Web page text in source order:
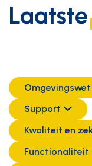
Omgevingswet
Support
Kwaliteit en
Functionaliteit